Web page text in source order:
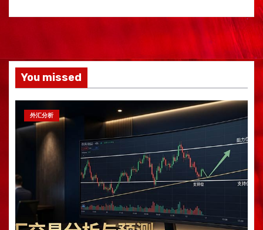
You missed
外汇分析